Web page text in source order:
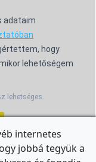
adataim
hogy
lehetőségem
lehetséges.
internetes
jobbá tegyük a